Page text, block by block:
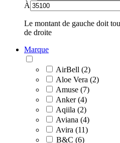
À
Le montant de gauche doit
de droite
Marque
AirBell (2)
Aloe Vera (2)
Amuse (7)
Anker (4)
Aqiila (2)
Aviana (4)
Avira (11)
B&C (6)